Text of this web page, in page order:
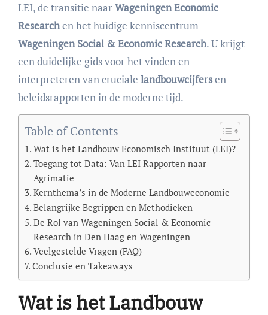
LEI, de transitie naarWageningen Economic
Researchen het huidige kenniscentrum
Wageningen Social & Economic Research. U krijgt
een duidelijke gids voor het vinden en
interpreteren van cruciale landbouwcijfersen
beleidsrapporten in de moderne tijd.
Table of Contents
Wat is het Landbouw Economisch Instituut (LEI)?
Toegang tot Data: Van LEI Rapporten naar
Agrimatie
Kernthema’s in de Moderne Landbouweconomie
Belangrijke Begrippen en Methodieken
De Rol van Wageningen Social & Economic
Research in Den Haag en Wageningen
Veelgestelde Vragen (FAQ)
Conclusie en Takeaways
Wat is het Landbouw